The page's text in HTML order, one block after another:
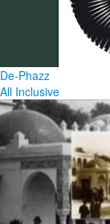
De-Phazz
All Inclusive